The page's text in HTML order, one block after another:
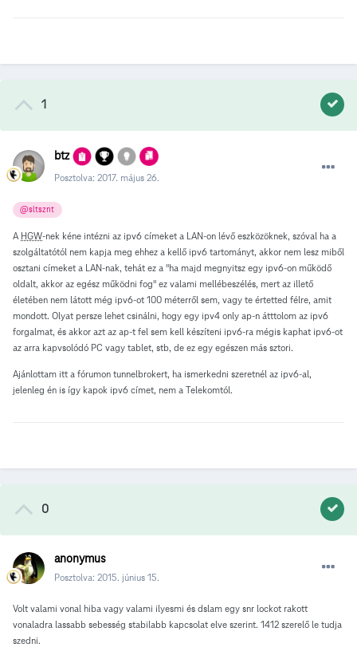
1
btz
Posztolva: 2017. május 26.
@sltsznt
A HGW-nek kéne intézni az ipv6 címeket a LAN-on lévő eszközöknek, szóval ha a
szolgáltatótól nem kapja meg ehhez a kellő ipv6 tartományt, akkor nem lesz miből
osztani címeket a LAN-nak, tehát ez a "ha majd megnyitsz egy ipv6-on működő
oldalt, akkor az egész működni fog" ez valami mellébeszélés, mert az illető
életében nem látott még ipv6-ot 100 méterről sem, vagy te értetted félre, amit
mondott. Olyat persze lehet csinálni, hogy egy ipv4 only ap-n átttolom az ipv6
forgalmat, és akkor azt az ap-t fel sem kell készíteni ipv6-ra mégis kaphat ipv6-ot
az arra kapvsolódó PC vagy tablet, stb, de ez egy egészen más sztori.
Ajánlottam itt a fórumon tunnelbrokert, ha ismerkedni szeretnél az ipv6-al,
jelenleg én is így kapok ipv6 címet, nem a Telekomtól.
0
anonymus
Posztolva: 2015. június 15.
Volt valami vonal hiba vagy valami ilyesmi és dslam egy snr lockot rakott
vonaladra lassabb sebesség stabilabb kapcsolat elve szerint. 1412 szerelő le tudja
szedni.